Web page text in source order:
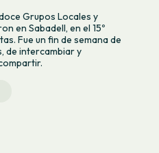
Grupos Locales y
en Sabadell, en el 15º
Fue un fin de semana de
de intercambiar y